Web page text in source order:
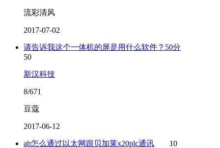
流彩清风
2017-07-02
请告诉我这个一体机的屏是用什么软件？50分
50
新汉科技
8/671
豆蔻
2017-06-12
ab怎么通过以太网跟贝加莱x20plc通讯 10